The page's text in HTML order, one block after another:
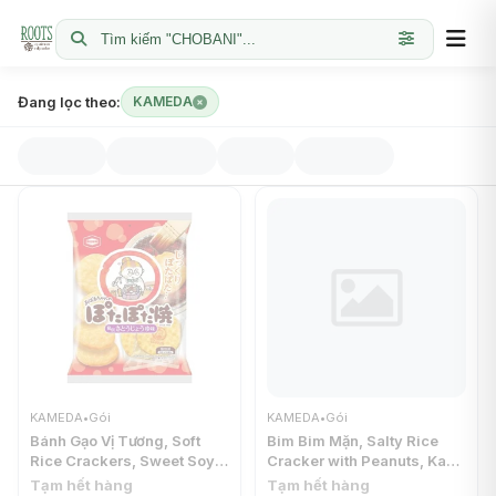
Tìm kiếm "CHOBANI"...
Đang lọc theo: KAMEDA
KAMEDA•Gói
Bánh Gạo Vị Tương, Soft
Rice Crackers, Sweet Soy
Sauce, 20 Cái (124g) -
Tạm hết hàng
KAMEDA•Gói
Bim Bim Mặn, Salty Rice
Cracker with Peanuts, Kaki
No Tane (200g) - KAMEDA
Tạm hết hàng